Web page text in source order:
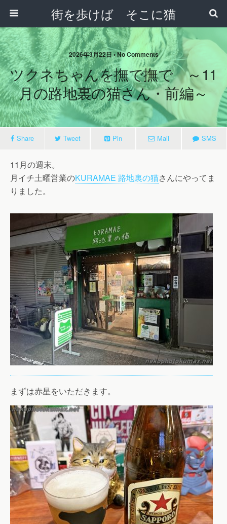
街を歩けば そこに猫
2026年3月22日 • No Comments
ツクネちゃんを撫で撫で ～11
月の路地裏の猫さん・前編～
Share Tweet Pin Mail SMS
11月の週末。
月イチ土曜営業のKURAMAE 路地裏の猫さんにやってま
りました。
まずは赤星をいただきます。